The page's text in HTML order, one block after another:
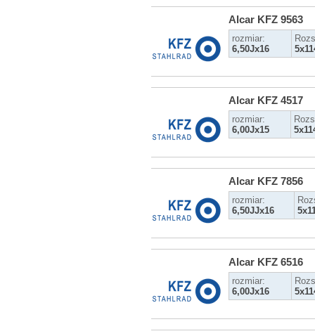
Alcar KFZ 9563
rozmiar:
6,50Jx16
Alcar KFZ 4517
rozmiar:
6,00Jx15
Alcar KFZ 7856
rozmiar:
6,50JJx16
Alcar KFZ 6516
rozmiar:
6,00Jx16